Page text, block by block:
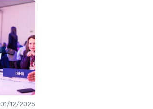
01/12/2025